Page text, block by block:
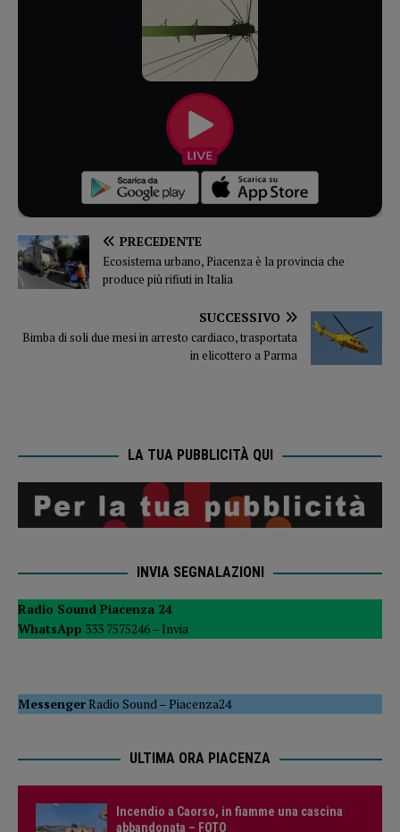
PRECEDENTE
Ecosistema urbano, Piacenza è la provincia che
produce più rifiuti in Italia
SUCCESSIVO
Bimba di soli due mesi in arresto cardiaco, trasportata
in elicottero a Parma
LA TUA PUBBLICITÀ QUI
INVIA SEGNALAZIONI
Radio Sound Piacenza 24
WhatsApp 333 7575246 – Invia
MessengerRadio Sound –Piacenza24
ULTIMA ORA PIACENZA
Incendio a Caorso, in fiamme una cascina
abbandonata – FOTO